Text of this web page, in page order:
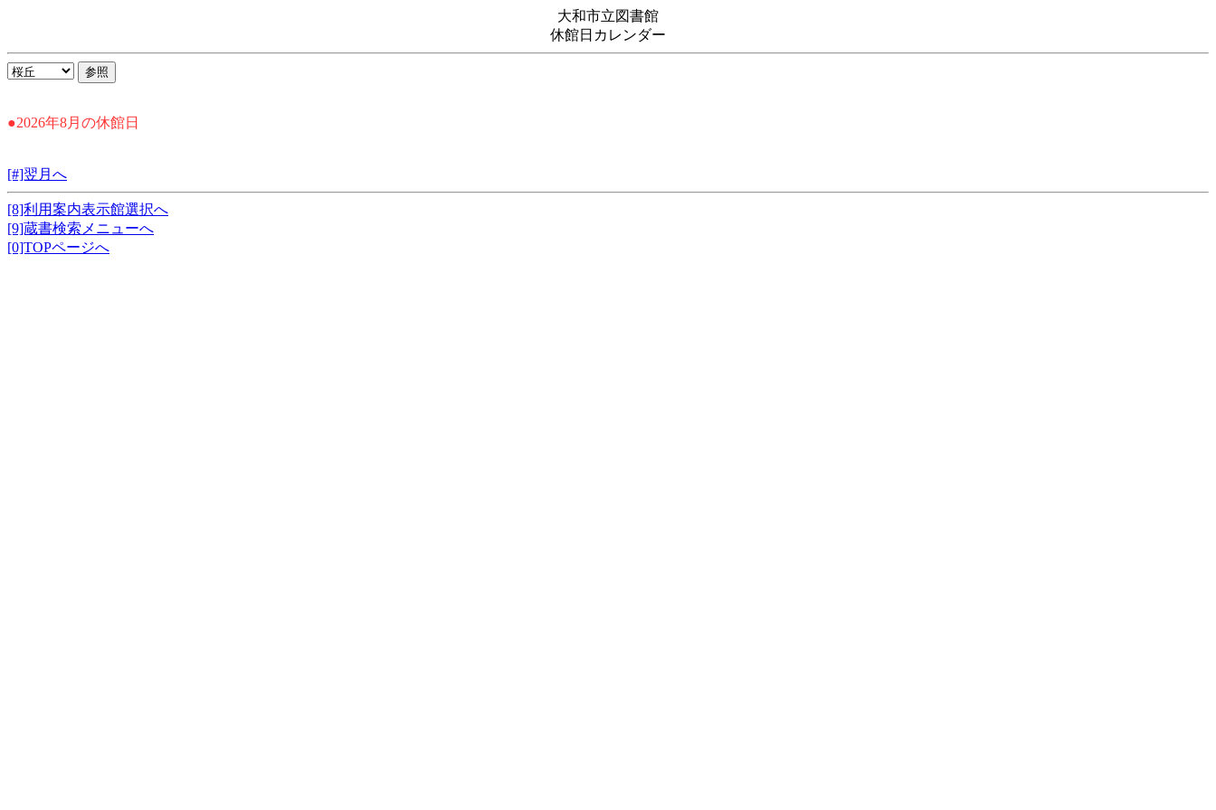
大和市立図書館
休館日カレンダー
●2026年8月の休館日
[#]翌月へ
[8]利用案内表示館選択へ
[9]蔵書検索メニューへ
[0]TOPページへ